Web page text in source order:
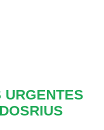
URGENTES